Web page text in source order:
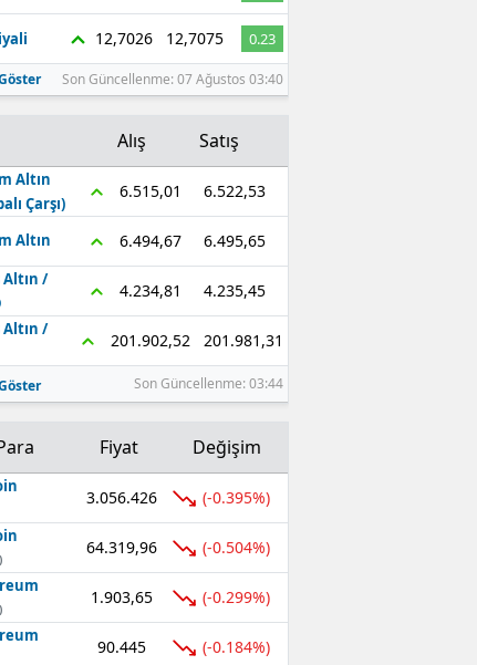
12,7026 12,7075 0.23
Son Güncellenme: 07 Ağustos 03:40
Alış Satış
Altın
Çarşı)
6.515,01 6.522,53
Altın 6.494,67 6.495,65
Altın /
4.234,81 4.235,45
Altın /
201.902,52 201.981,31
Son Güncellenme: 03:44
Fiyat Değişim
3.056.426 (-0.395%)
64.319,96 (-0.504%)
1.903,65 (-0.299%)
90.445 (-0.184%)